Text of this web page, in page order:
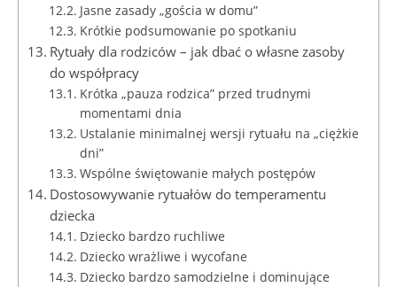
Jasne zasady „gościa w domu”
Krótkie podsumowanie po spotkaniu
Rytuały dla rodziców – jak dbać o własne zasoby
do współpracy
Krótka „pauza rodzica” przed trudnymi
momentami dnia
Ustalanie minimalnej wersji rytuału na „ciężkie
dni”
Wspólne świętowanie małych postępów
Dostosowywanie rytuałów do temperamentu
dziecka
Dziecko bardzo ruchliwe
Dziecko wrażliwe i wycofane
Dziecko bardzo samodzielne i dominujące